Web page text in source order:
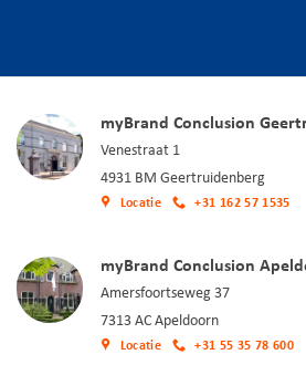
myBrand Conclusion
Venestraat 1
4931 BM Geertruidenberg
Locatie +31 162 57 1535
myBrand Conclusion
Amersfoortseweg 37
7313 AC Apeldoorn
Locatie +31 55 35 78 600